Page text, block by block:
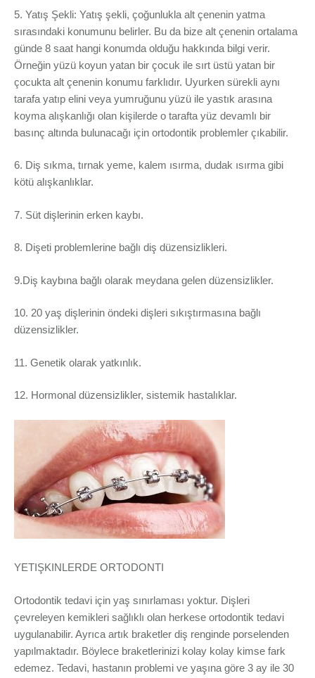
5. Yatış Şekli: Yatış şekli, çoğunlukla alt çenenin yatma
sırasındaki konumunu belirler. Bu da bize alt çenenin ortalama
günde 8 saat hangi konumda olduğu hakkında bilgi verir.
Örneğin yüzü koyun yatan bir çocuk ile sırt üstü yatan bir
çocukta alt çenenin konumu farklıdır. Uyurken sürekli aynı
tarafa yatıp elini veya yumruğunu yüzü ile yastık arasına
koyma alışkanlığı olan kişilerde o tarafta yüz devamlı bir
basınç altında bulunacağı için ortodontik problemler çıkabilir.
6. Diş sıkma, tırnak yeme, kalem ısırma, dudak ısırma gibi
kötü alışkanlıklar.
7. Süt dişlerinin erken kaybı.
8. Dişeti problemlerine bağlı diş düzensizlikleri.
9.Diş kaybına bağlı olarak meydana gelen düzensizlikler.
10. 20 yaş dişlerinin öndeki dişleri sıkıştırmasına bağlı
düzensizlikler.
11. Genetik olarak yatkınlık.
12. Hormonal düzensizlikler, sistemik hastalıklar.
YETIŞKINLERDE ORTODONTI
Ortodontik tedavi için yaş sınırlaması yoktur. Dişleri
çevreleyen kemikleri sağlıklı olan herkese ortodontik tedavi
uygulanabilir. Ayrıca artık braketler diş renginde porselenden
yapılmaktadır. Böylece braketlerinizi kolay kolay kimse fark
edemez. Tedavi, hastanın problemi ve yaşına göre 3 ay ile 30